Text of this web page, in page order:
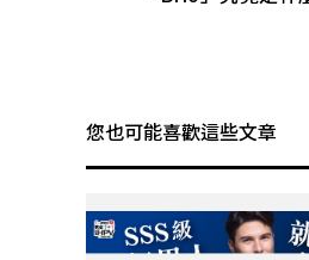
您也可能喜歡這些文章